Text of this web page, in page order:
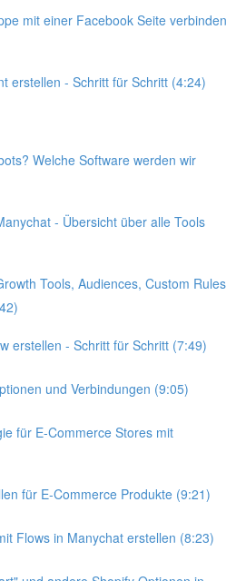
mit einer Facebook Seite verbinden
erstellen - Schritt für Schritt (4:24)
Welche Software werden wir
- Übersicht über alle Tools
Tools, Audiences, Custom Rules
erstellen - Schritt für Schritt (7:49)
und Verbindungen (9:05)
für E-Commerce Stores mit
für E-Commerce Produkte (9:21)
Flows in Manychat erstellen (8:23)